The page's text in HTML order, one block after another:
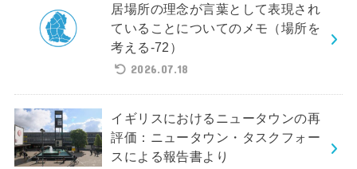
居場所の理念が言葉として表現され
ていることについてのメモ（場所を
考える-72）
2026.07.18
イギリスにおけるニュータウンの再
評価：ニュータウン・タスクフォー
スによる報告書より